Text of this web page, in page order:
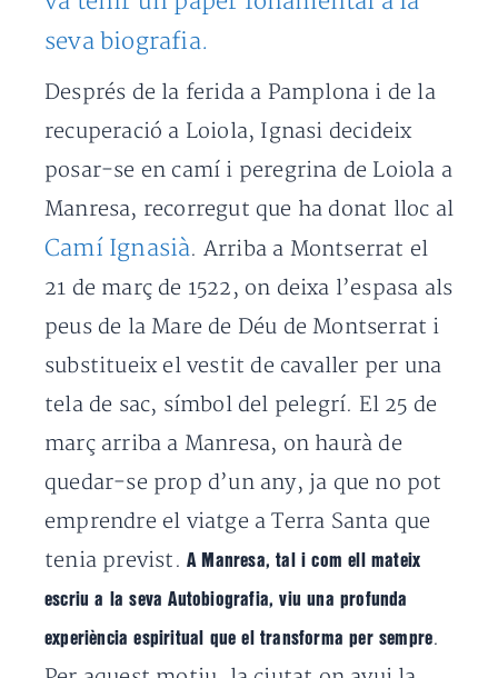
seva biografia.
Després de la ferida a Pamplona i de la
recuperació a Loiola, Ignasi decideix
posar-se en camí i peregrina de Loiola a
Manresa, recorregut que ha donat lloc al
Camí Ignasià. Arriba a Montserrat el
21 de març de 1522, on deixa l’espasa als
peus de la Mare de Déu de Montserrat i
substitueix el vestit de cavaller per una
tela de sac, símbol del pelegrí. El 25 de
març arriba a Manresa, on haurà de
quedar-se prop d’un any, ja que no pot
emprendre el viatge a Terra Santa que
tenia previst. A Manresa, tal i com ell mateix
escriu a la seva Autobiografia, viu una profunda
experiència espiritual que el transforma per sempre.